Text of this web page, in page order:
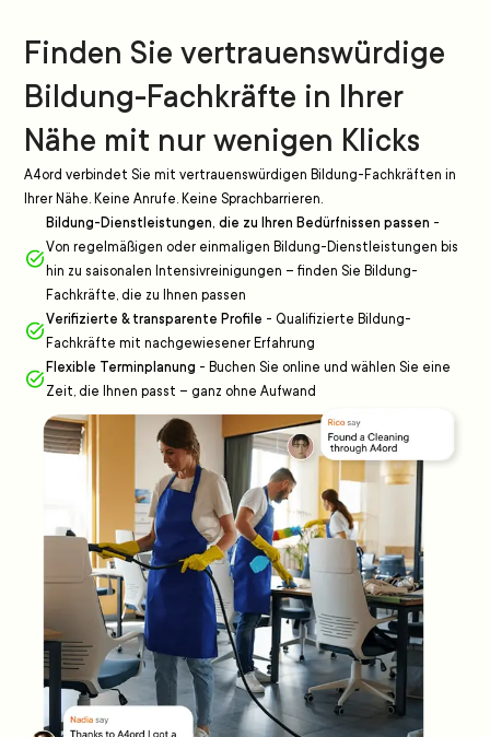
Finden Sie vertrauenswürdige
Bildung-Fachkräfte in Ihrer
Nähe mit nur wenigen Klicks
A4ord verbindet Sie mit vertrauenswürdigen Bildung-Fachkräften in
Ihrer Nähe. Keine Anrufe. Keine Sprachbarrieren.
Bildung-Dienstleistungen, die zu Ihren Bedürfnissen passen -
Von regelmäßigen oder einmaligen Bildung-Dienstleistungen bis
hin zu saisonalen Intensivreinigungen – finden Sie Bildung-
Fachkräfte, die zu Ihnen passen
Verifizierte & transparente Profile - Qualifizierte Bildung-
Fachkräfte mit nachgewiesener Erfahrung
Flexible Terminplanung - Buchen Sie online und wählen Sie eine
Zeit, die Ihnen passt – ganz ohne Aufwand